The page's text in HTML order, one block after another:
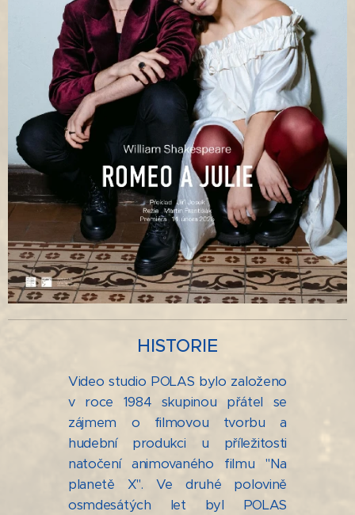
HISTORIE
Video studio POLAS bylo založeno
v roce 1984 skupinou přátel se
zájmem o filmovou tvorbu a
hudební produkci u příležitosti
natočení animovaného filmu "Na
planetě X". Ve druhé polovině
osmdesátých let byl POLAS